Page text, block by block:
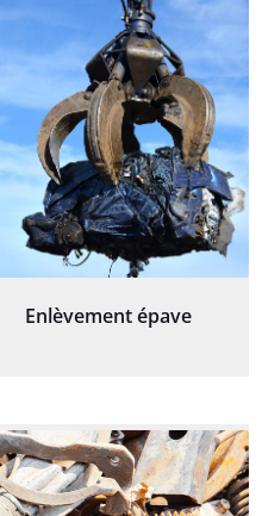
Enlèvement épave